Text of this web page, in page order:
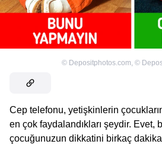
© Depositphotos.com ©
Cep telefonu, yetişkinlerin
en çok faydalandıkları şeydir. Evet,
çocuğunuzun dikkatini birkaç